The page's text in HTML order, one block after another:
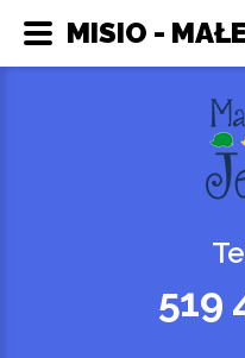
519
MISIO -